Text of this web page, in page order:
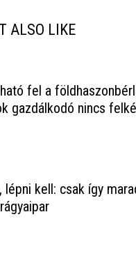
ALSO LIKE
fel a
gazdálkodó nincs
lépni kell: csak így